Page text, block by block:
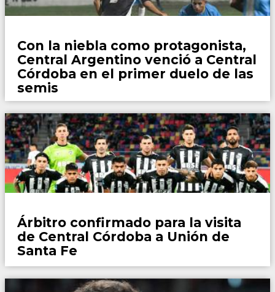
Con la niebla como protagonista,
Central Argentino venció a Central
Córdoba en el primer duelo de las
semis
Árbitro confirmado para la visita
de Central Córdoba a Unión de
Santa Fe